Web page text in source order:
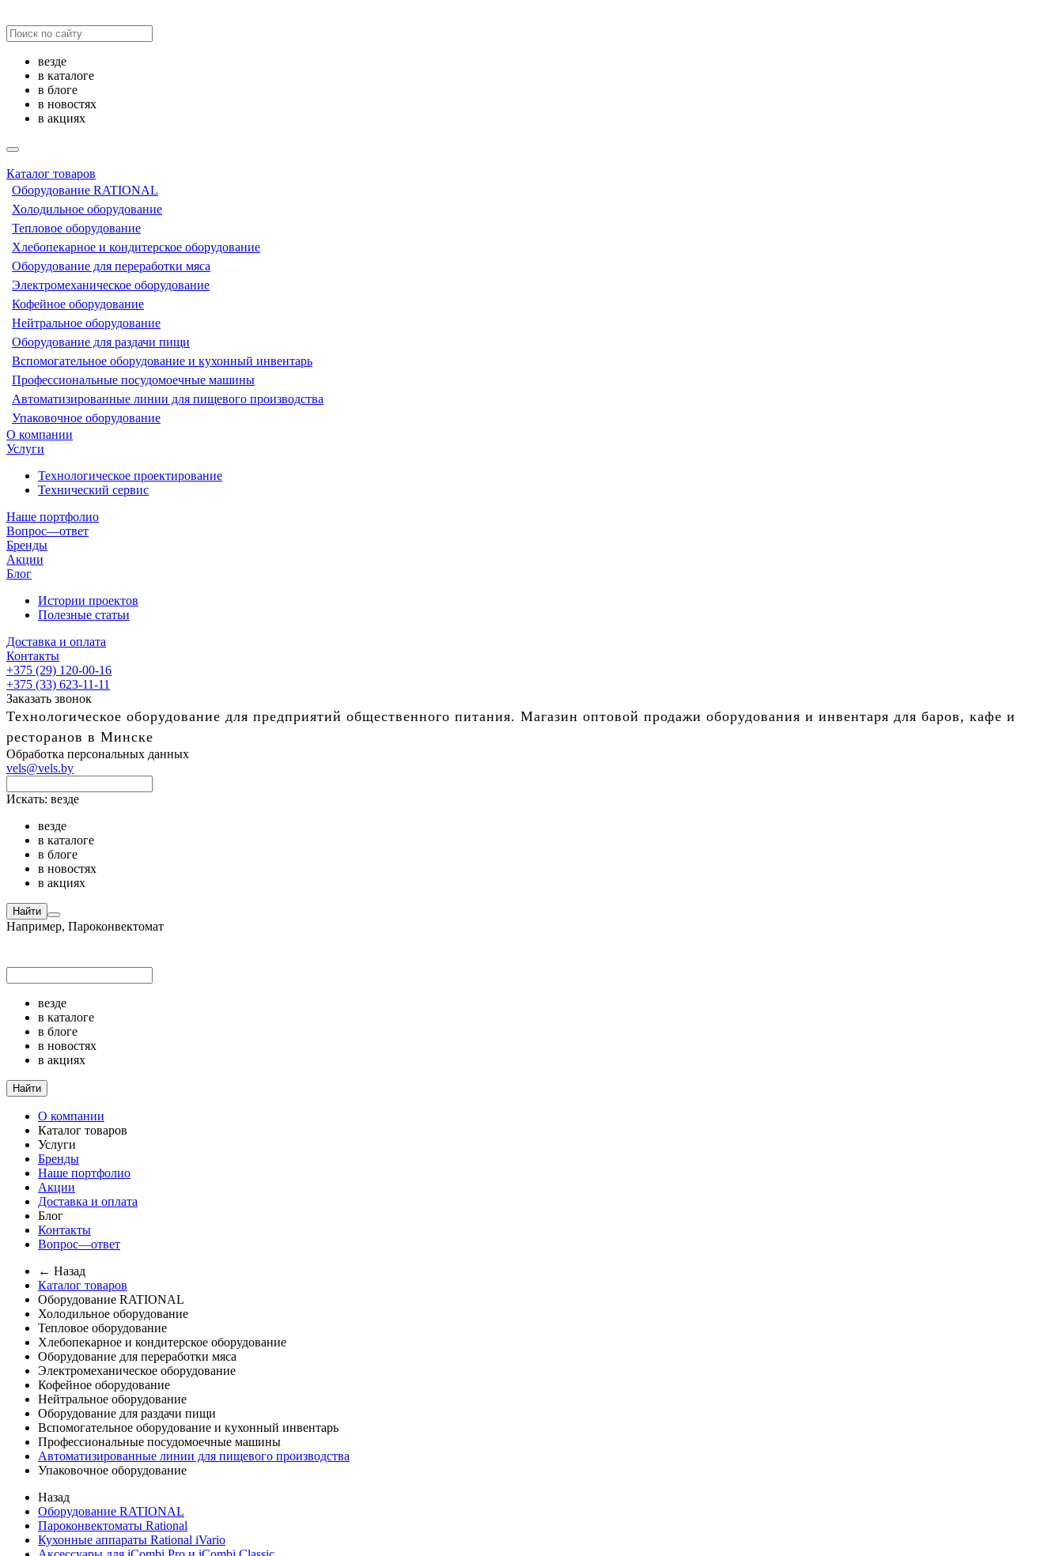
везде
в каталоге
в блоге
в новостях
в акциях
Каталог товаров
Оборудование RATIONAL
Холодильное оборудование
Тепловое оборудование
Хлебопекарное и кондитерское оборудование
Оборудование для переработки мяса
Электромеханическое оборудование
Кофейное оборудование
Нейтральное оборудование
Оборудование для раздачи пищи
Вспомогательное оборудование и кухонный инвентарь
Профессиональные посудомоечные машины
Автоматизированные линии для пищевого производства
Упаковочное оборудование
О компании
Услуги
Технологическое проектирование
Технический сервис
Наше портфолио
Вопрос—ответ
Бренды
Акции
Блог
Истории проектов
Полезные статьи
Доставка и оплата
Контакты
+375 (29) 120-00-16
+375 (33) 623-11-11
Заказать звонок
Технологическое оборудование для предприятий общественного питания. Магазин оптовой продажи оборудования и инвентаря для баров, кафе и
ресторанов в Минске
Обработка персональных данных
vels@vels.by
Искать: везде
везде
в каталоге
в блоге
в новостях
в акциях
Найти
Например, Пароконвектомат
везде
в каталоге
в блоге
в новостях
в акциях
Найти
О компании
Каталог товаров
Услуги
Бренды
Наше портфолио
Акции
Доставка и оплата
Блог
Контакты
Вопрос—ответ
← Назад
Каталог товаров
Оборудование RATIONAL
Холодильное оборудование
Тепловое оборудование
Хлебопекарное и кондитерское оборудование
Оборудование для переработки мяса
Электромеханическое оборудование
Кофейное оборудование
Нейтральное оборудование
Оборудование для раздачи пищи
Вспомогательное оборудование и кухонный инвентарь
Профессиональные посудомоечные машины
Автоматизированные линии для пищевого производства
Упаковочное оборудование
Назад
Оборудование RATIONAL
Пароконвектоматы Rational
Кухонные аппараты Rational iVario